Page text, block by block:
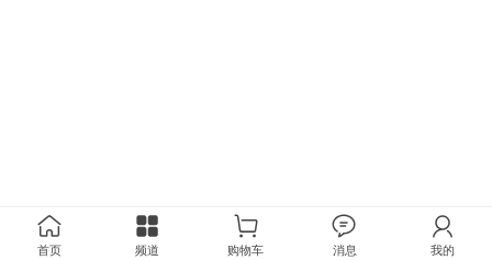
首页 频道 购物车 消息 我的